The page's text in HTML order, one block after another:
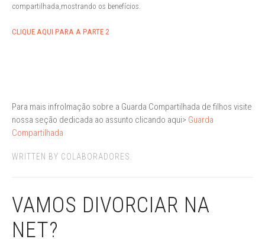
compartilhada,mostrando os benefícios.
CLIQUE AQUI PARA A PARTE 2
Para mais infrolmação sobre a Guarda Compartilhada de filhos visite
nossa seção dedicada ao assunto clicando aqui> Guarda
Compartilhada
WRITTEN BY COLABORADORES.
VAMOS DIVORCIAR NA
NET?